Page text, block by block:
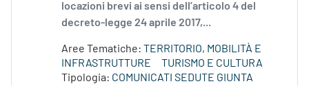
locazioni brevi ai sensi dell’articolo 4 del
decreto-legge 24 aprile 2017,...
Aree Tematiche: TERRITORIO, MOBILITÀ E
INFRASTRUTTURE
TURISMO E CULTURA
Tipologia: COMUNICATI SEDUTE GIUNTA